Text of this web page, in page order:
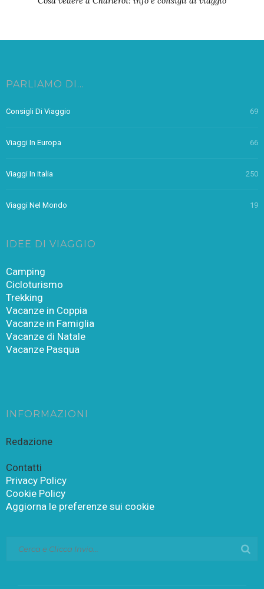
PARLIAMO DI…
Consigli Di Viaggio 69
Viaggi In Europa 66
Viaggi In Italia 250
Viaggi Nel Mondo 19
IDEE DI VIAGGIO
Camping
Cicloturismo
Trekking
Vacanze in Coppia
Vacanze in Famiglia
Vacanze di Natale
Vacanze Pasqua
INFORMAZIONI
Redazione
Contatti
Privacy Policy
Cookie Policy
Aggiorna le preferenze sui cookie